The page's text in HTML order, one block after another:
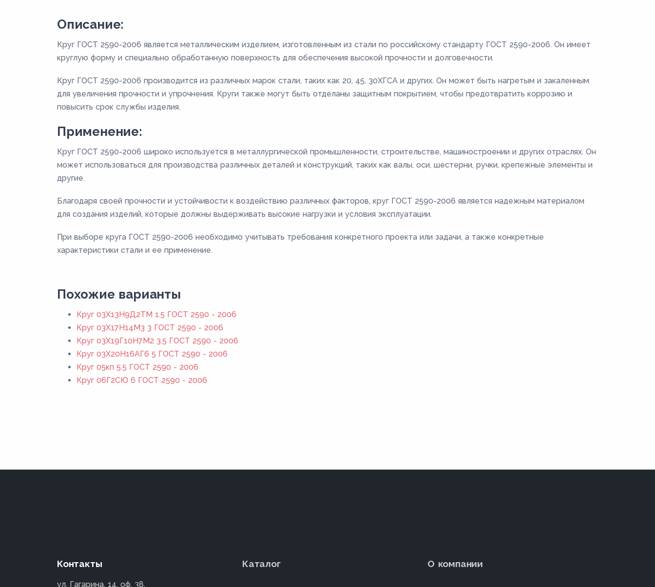
Описание:
Круг ГОСТ 2590-2006 является металлическим изделием, изготовленным из стали по российскому стандарту ГОСТ 2590-2006. Он имеет
круглую форму и специально обработанную поверхность для обеспечения высокой прочности и долговечности.
Круг ГОСТ 2590-2006 производится из различных марок стали, таких как 20, 45, 30ХГСА и других. Он может быть нагретым и закаленным
для увеличения прочности и упрочнения. Круги также могут быть отделаны защитным покрытием, чтобы предотвратить коррозию и
повысить срок службы изделия.
Применение:
Круг ГОСТ 2590-2006 широко используется в металлургической промышленности, строительстве, машиностроении и других отраслях. Он
может использоваться для производства различных деталей и конструкций, таких как валы, оси, шестерни, ручки, крепежные элементы и
другие.
Благодаря своей прочности и устойчивости к воздействию различных факторов, круг ГОСТ 2590-2006 является надежным материалом
для создания изделий, которые должны выдерживать высокие нагрузки и условия эксплуатации.
При выборе круга ГОСТ 2590-2006 необходимо учитывать требования конкретного проекта или задачи, а также конкретные
характеристики стали и ее применение.
Похожие варианты
Круг 03Х13Н9Д2ТМ 1.5 ГОСТ 2590 - 2006
Круг 03Х17Н14М3 3 ГОСТ 2590 - 2006
Круг 03Х19Г10Н7М2 3.5 ГОСТ 2590 - 2006
Круг 03Х20Н16АГ6 5 ГОСТ 2590 - 2006
Круг 05кп 5.5 ГОСТ 2590 - 2006
Круг 06Г2СЮ 6 ГОСТ 2590 - 2006
Контакты
ул. Гагарина, 14, оф. 38,
Каталог О компании